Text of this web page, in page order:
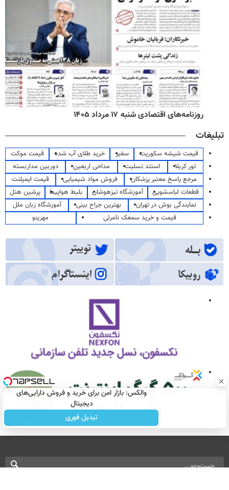
روزنامه‌های اقتصادی شنبه ۱۷ مرداد ۱۴۰۵
تبلیغات
قیمت شیشه سکوریت سفیر خرید طلای آب شده
قیمت موکت
تور کربلا
استند تسلیت مداحی اربعین
دوربین مداربسته
مرجع پاسخ معتبر پزشکان
فروش مواد شیمیایی
قیمت ایمپلنت
قطعات لباسشویی
آموزشگاه تیزهوشان بلیط هواپیما
پرشین هتل
نمایندگی بوش در تهران
بهترین جراح بینی
آموزشگاه زبان ملل
قیمت و خرید سمعک نامرئی
مهرینو
والکس: بازار امن برای خرید و فروش دارایی‌های
دیجیتال
تبدیل فوری